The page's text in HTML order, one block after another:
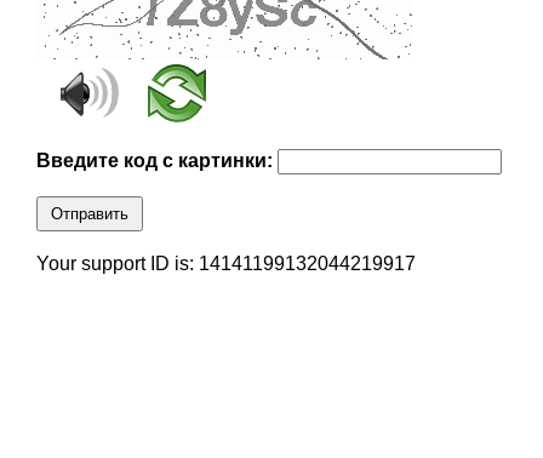
Введите код с картинки:
Отправить
Your support ID is: 14141199132044219917